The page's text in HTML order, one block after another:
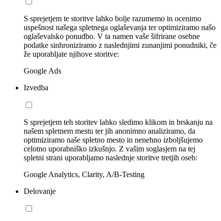
S sprejetjem te storitve lahko bolje razumemo in ocenimo
uspešnost našega spletnega oglaševanja ter optimiziramo našo
oglaševalsko ponudbo. V ta namen vaše šifrirane osebne
podatke sinhroniziramo z naslednjimi zunanjimi ponudniki, če
že uporabljate njihove storitve:
Google Ads
Izvedba
S sprejetjem teh storitev lahko sledimo klikom in brskanju na
našem spletnem mestu ter jih anonimno analiziramo, da
optimiziramo naše spletno mesto in nenehno izboljšujemo
celotno uporabniško izkušnjo. Z vašim soglasjem na tej
spletni strani uporabljamo naslednje storitve tretjih oseb:
Google Analytics, Clarity, A/B-Testing
Delovanje